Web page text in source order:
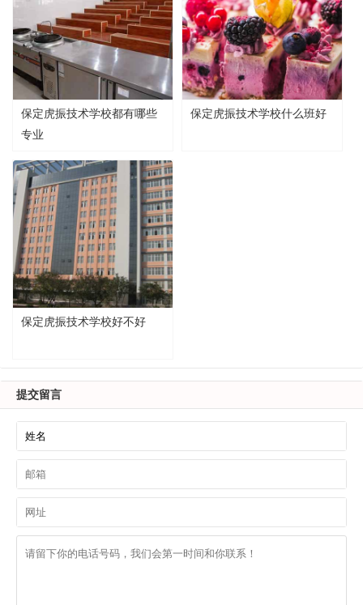
保定虎振技术学校都有哪些
专业
保定虎振技术学校什么班好
保定虎振技术学校好不好
提交留言